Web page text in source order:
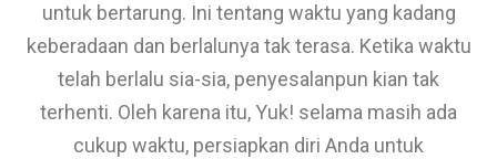
untuk bertarung. Ini tentang waktu yang kadang
keberadaan dan berlalunya tak terasa. Ketika waktu
telah berlalu sia-sia, penyesalanpun kian tak
terhenti. Oleh karena itu, Yuk! selama masih ada
cukup waktu, persiapkan diri Anda untuk